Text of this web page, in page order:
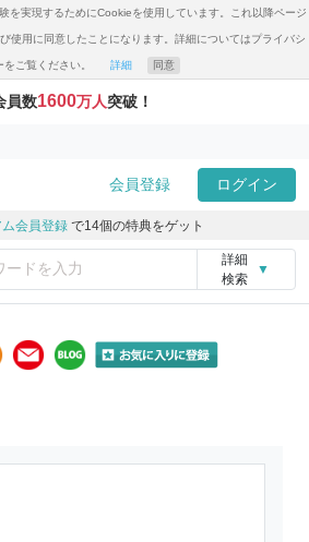
を実現するためにCookieを使用しています。これ以降ページ
使用に同意したことになります。詳細についてはプライバシ
をご覧ください。 詳細 同意
員数1600万人突破！
会員登録 ログイン
会員登録 で14個の特典をゲット
詳細
検索
▼